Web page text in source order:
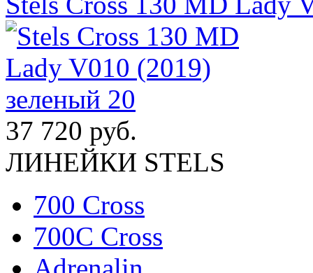
37 720 руб.
ЛИНЕЙКИ STELS
700 Cross
700C Cross